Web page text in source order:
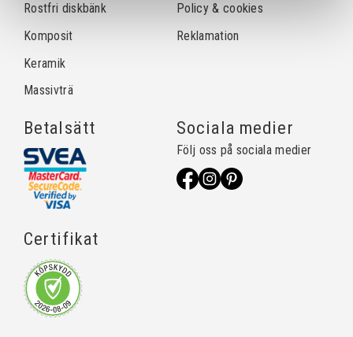
Rostfri diskbänk
Komposit
Keramik
Massivträ
Policy & cookies
Reklamation
Betalsätt
Certifikat
Sociala medier
Följ oss på sociala medier